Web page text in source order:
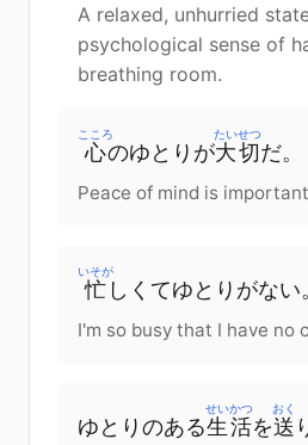
A relaxed, unhurried
psychological sense of
breathing room.
心
こころ
のゆとりが大切
たいせつ
だ。
Peace of mind is
忙
いそが
しくてゆとりがない
I'm so busy that I have no
ゆとりのある生活
せいかつ
を送
おく